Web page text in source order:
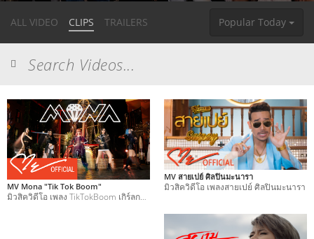
ALL VIDEO CLIPS TRAILERS Popular Today
MV Mona "Tik Tok Boom"
มิวสิควิดีโอ เพลง TikTokBoom เกิร์ลกรุ๊ปวง Mona
MV สายเปย์ ศิลปินมะนารา
มิวสิควิดีโอ เพลงสายเปย์ ศิลปินมะนารา